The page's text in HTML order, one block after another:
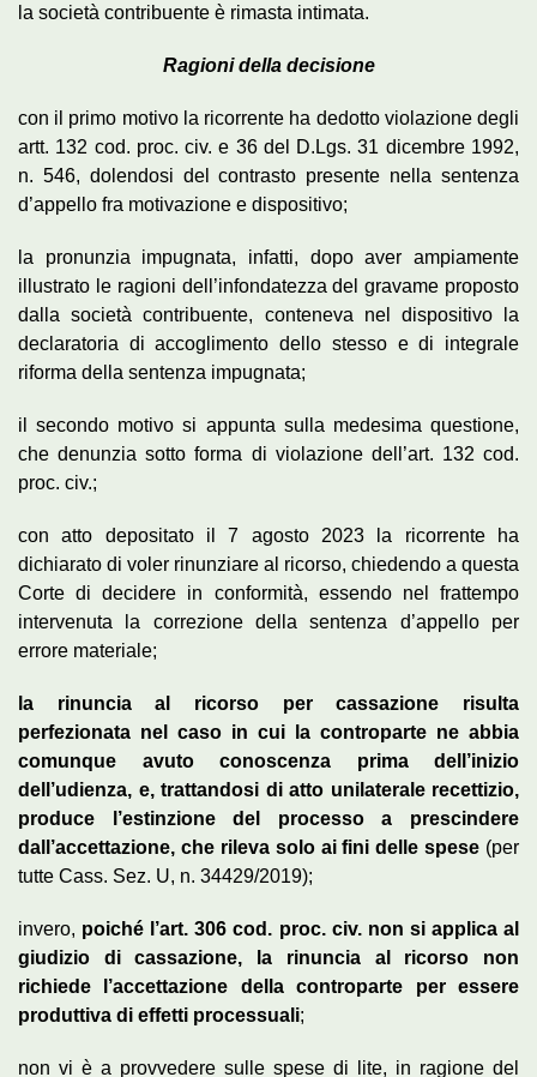
la società contribuente è rimasta intimata.
Ragioni della decisione
con il primo motivo la ricorrente ha dedotto violazione degli
artt. 132 cod. proc. civ. e 36 del D.Lgs. 31 dicembre 1992,
n. 546, dolendosi del contrasto presente nella sentenza
d’appello fra motivazione e dispositivo;
la pronunzia impugnata, infatti, dopo aver ampiamente
illustrato le ragioni dell’infondatezza del gravame proposto
dalla società contribuente, conteneva nel dispositivo la
declaratoria di accoglimento dello stesso e di integrale
riforma della sentenza impugnata;
il secondo motivo si appunta sulla medesima questione,
che denunzia sotto forma di violazione dell’art. 132 cod.
proc. civ.;
con atto depositato il 7 agosto 2023 la ricorrente ha
dichiarato di voler rinunziare al ricorso, chiedendo a questa
Corte di decidere in conformità, essendo nel frattempo
intervenuta la correzione della sentenza d’appello per
errore materiale;
la rinuncia al ricorso per cassazione risulta
perfezionata nel caso in cui la controparte ne abbia
comunque avuto conoscenza prima dell’inizio
dell’udienza, e, trattandosi di atto unilaterale recettizio,
produce l’estinzione del processo a prescindere
dall’accettazione, che rileva solo ai fini delle spese (per
tutte Cass. Sez. U, n. 34429/2019);
invero, poiché l’art. 306 cod. proc. civ. non si applica al
giudizio di cassazione, la rinuncia al ricorso non
richiede l’accettazione della controparte per essere
produttiva di effetti processuali;
non vi è a provvedere sulle spese di lite, in ragione del